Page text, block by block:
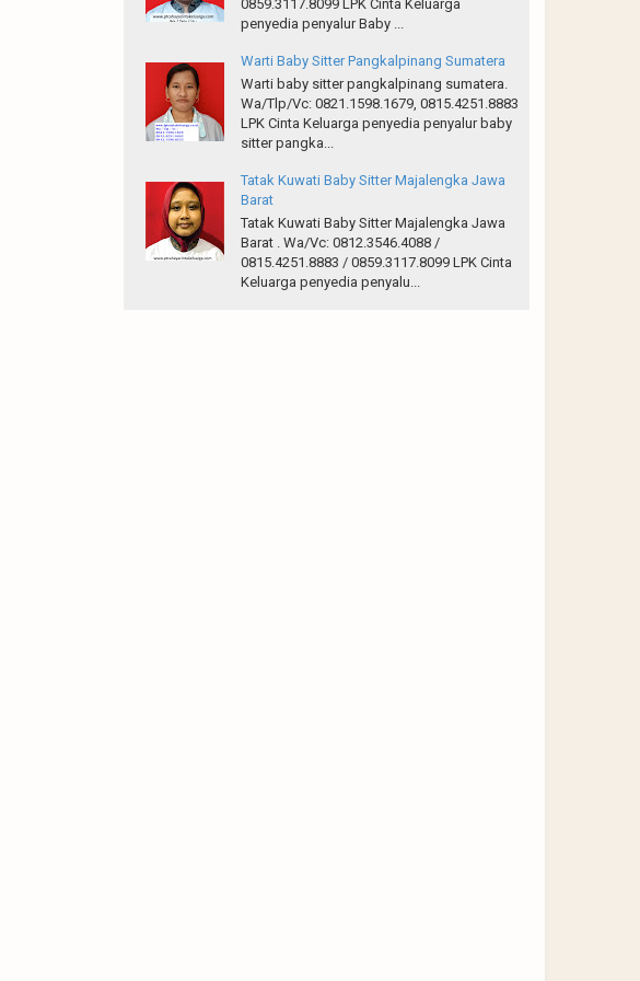
0859.3117.8099 LPK Cinta Keluarga
penyedia penyalur Baby ...
Warti Baby Sitter Pangkalpinang Sumatera
Warti baby sitter pangkalpinang sumatera.
Wa/Tlp/Vc: 0821.1598.1679, 0815.4251.8883
LPK Cinta Keluarga penyedia penyalur baby
sitter pangka...
Tatak Kuwati Baby Sitter Majalengka Jawa
Barat
Tatak Kuwati Baby Sitter Majalengka Jawa
Barat . Wa/Vc: 0812.3546.4088 /
0815.4251.8883 / 0859.3117.8099 LPK Cinta
Keluarga penyedia penyalu...